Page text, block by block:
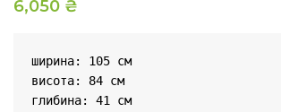
6,050 ₴
ширина: 105 см
висота: 84 см
глибина: 41 см